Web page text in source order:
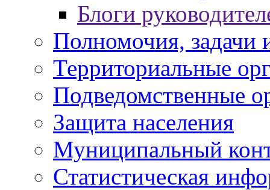
Блоги
Полномочия, задачи
Территориальные
Подведомственные
Защита населения
Муниципальный
Статистическая